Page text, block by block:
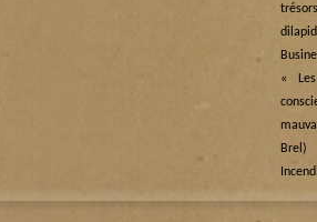
«
Brel)